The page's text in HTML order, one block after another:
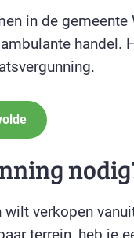
in de gemeente
handel.
verkopen
terrein, heb je